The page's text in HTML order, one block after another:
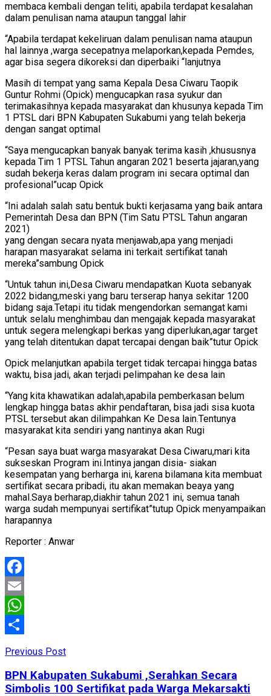
membaca kembali dengan teliti, apabila terdapat kesalahan
dalam penulisan nama ataupun tanggal lahir
“Apabila terdapat kekeliruan dalam penulisan nama ataupun
hal lainnya ,warga secepatnya melaporkan,kepada Pemdes,
agar bisa segera dikoreksi dan diperbaiki “lanjutnya
Masih di tempat yang sama Kepala Desa Ciwaru Taopik
Guntur Rohmi (Opick) mengucapkan rasa syukur dan
terimakasihnya kepada masyarakat dan khusunya kepada Tim
1 PTSL dari BPN Kabupaten Sukabumi yang telah bekerja
dengan sangat optimal
“Saya mengucapkan banyak banyak terima kasih ,khususnya
kepada Tim 1 PTSL Tahun angaran 2021 beserta jajaran,yang
sudah bekerja keras dalam program ini secara optimal dan
profesional”ucap Opick
“Ini adalah salah satu bentuk bukti kerjasama yang baik antara
Pemerintah Desa dan BPN (Tim Satu PTSL Tahun angaran
2021)
yang dengan secara nyata menjawab,apa yang menjadi
harapan masyarakat selama ini terkait sertifikat tanah
mereka”sambung Opick
“Untuk tahun ini,Desa Ciwaru mendapatkan Kuota sebanyak
2022 bidang,meski yang baru terserap hanya sekitar 1200
bidang saja.Tetapi itu tidak mengendorkan semangat kami
untuk selalu menghimbau dan mengajak kepada masyarakat
untuk segera melengkapi berkas yang diperlukan,agar target
yang telah ditentukan dapat tercapai dengan baik”tutur Opick
Opick melanjutkan apabila terget tidak tercapai hingga batas
waktu, bisa jadi, akan terjadi pelimpahan ke desa lain
“Yang kita khawatikan adalah,apabila pemberkasan belum
lengkap hingga batas akhir pendaftaran, bisa jadi sisa kuota
PTSL tersebut akan dilimpahkan Ke Desa lain.Tentunya
masyarakat kita sendiri yang nantinya akan Rugi
“Pesan saya buat warga masyarakat Desa Ciwaru,mari kita
sukseskan Program ini.Intinya jangan disia- siakan
kesempatan yang berharga ini, karena bilamana kita membuat
sertifikat secara pribadi, itu akan memakan beaya yang
mahal.Saya berharap,diakhir tahun 2021 ini, semua tanah
warga sudah mempunyai sertifikat”tutup Opick menyampaikan
harapannya
Reporter : Anwar
Facebook
Email
WhatsApp
Previous Post
BPN Kabupaten Sukabumi ,Serahkan Secara
Simbolis 100 Sertifikat pada Warga Mekarsakti